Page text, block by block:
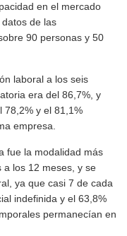
en el mercado
de las
90 personas y 50
laboral a los seis
era del 86,7%, y
78,2% y el 81,1%
empresa.
fue la modalidad más
a los 12 meses, y se
ya que casi 7 de cada
indefinida y el 63,8%
permanecían en